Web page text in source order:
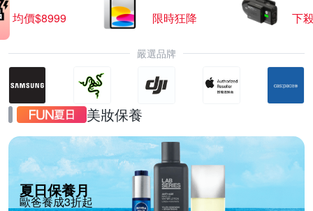
均價$8999
限時狂降
下
嚴選品牌
美妝保養
夏日保養月
歐爸養成3折起